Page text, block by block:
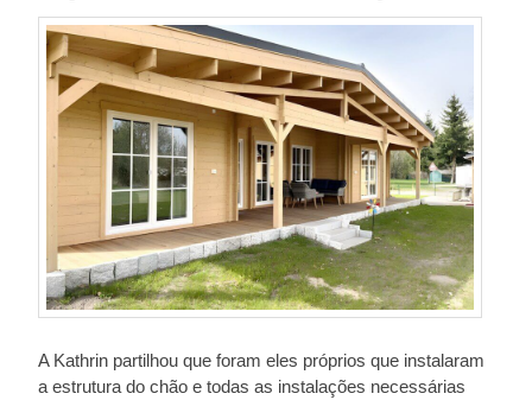
A Kathrin partilhou que foram eles próprios que instalaram
a estrutura do chão e todas as instalações necessárias